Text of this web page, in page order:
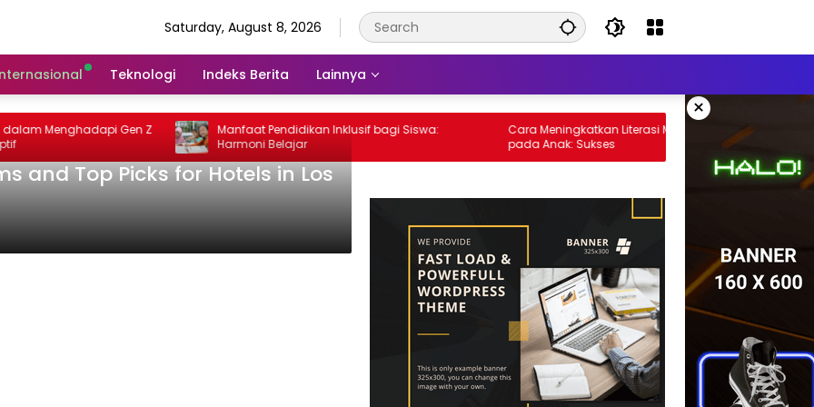
Saturday, August 8, 2026
Teknologi Indeks Berita Lainnya
×
Menghadapi Gen Z
Manfaat Pendidikan Inklusif bagi Siswa:
Harmoni Belajar
Cara Meningkatkan Literasi Membaca
pada Anak: Sukses
and Top Picks for Hotels in Los